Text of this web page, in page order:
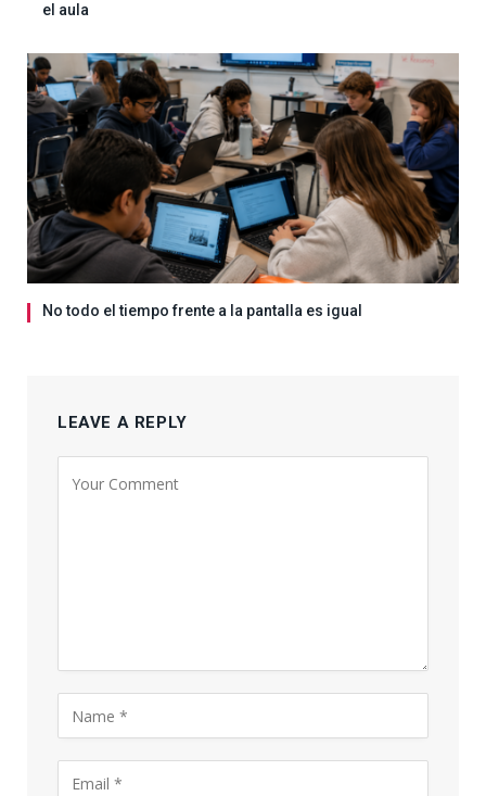
el aula
No todo el tiempo frente a la pantalla es igual
LEAVE A REPLY